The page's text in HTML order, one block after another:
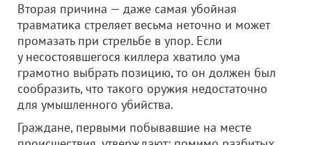
Вторая причина — даже самая убойная
травматика стреляет весьма неточно и может
промазать при стрельбе в упор. Если
у несостоявшегося киллера хватило ума
грамотно выбрать позицию, то он должен был
сообразить, что такого оружия недостаточно
для умышленного убийства.
Граждане, первыми побывавшие на месте